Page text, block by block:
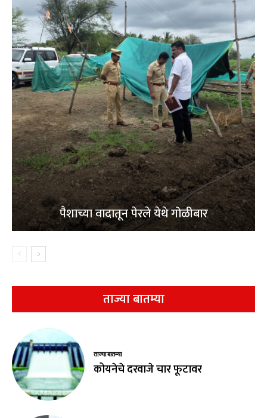
पैशाच्या वादातून पेरले येथे गोळीबार
ताज्या बातम्या
ताज्या बातम्या
कोयनेचे दरवाजे चार फूटावर